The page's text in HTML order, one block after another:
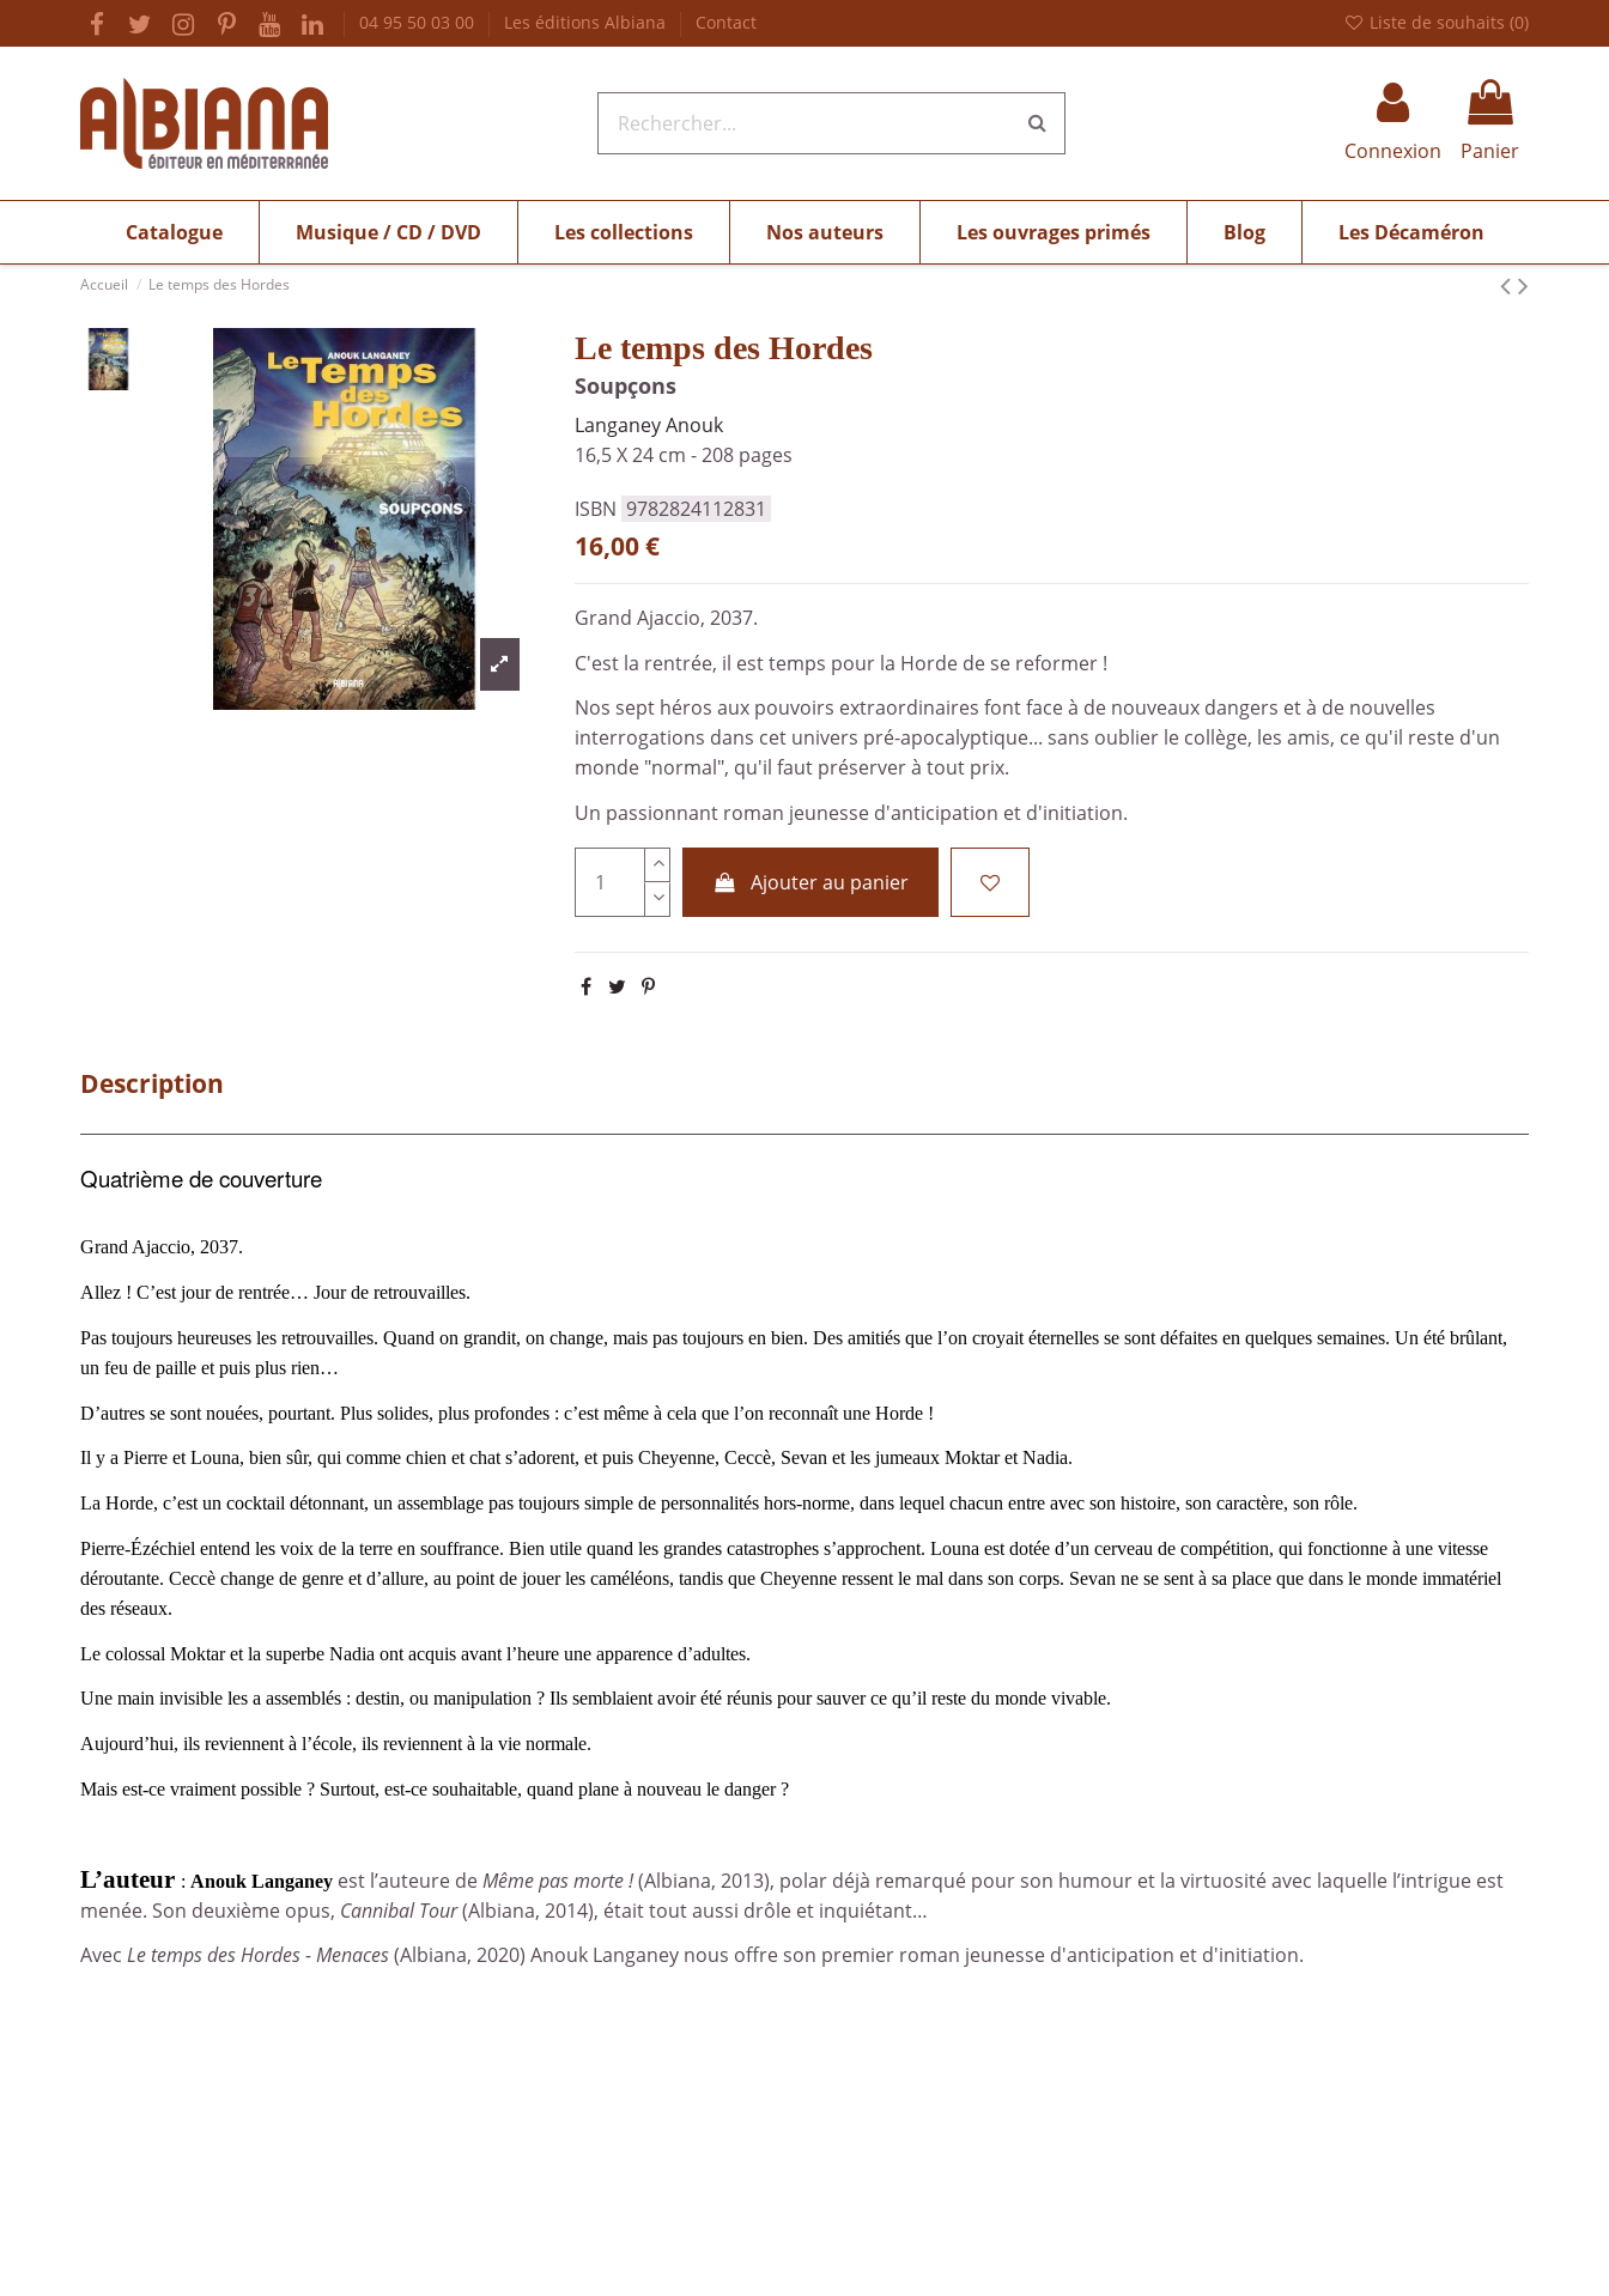
04 95 50 03 00 Les éditions Albiana Contact Liste de souhaits (0)
Connexion Panier
Catalogue Musique / CD / DVD Les collections Nos auteurs Les ouvrages primés Blog Les Décaméron
Accueil Le temps des Hordes
Le temps des Hordes
Soupçons
Langaney Anouk
16,5 X 24 cm -208 pages
ISBN 9782824112831
16,00 €
Grand Ajaccio, 2037.
C'est la rentrée, il est temps pour la Horde de se reformer !
Nos sept héros aux pouvoirs extraordinaires font face à de nouveaux dangers et à de nouvelles
interrogations dans cet univers pré-apocalyptique... sans oublier le collège, les amis, ce qu'il reste d'un
monde "normal", qu'il faut préserver à tout prix.
Un passionnant roman jeunesse d'anticipation et d'initiation.
Ajouter au panier
Description
Quatrième de couverture
Grand Ajaccio, 2037.
Allez ! C’est jour de rentrée… Jour de retrouvailles.
Pas toujours heureuses les retrouvailles. Quand on grandit, on change, mais pas toujours en bien. Des amitiés que l’on croyait éternelles se sont défaites en quelques semaines. Un été brûlant,
un feu de paille et puis plus rien…
D’autres se sont nouées, pourtant. Plus solides, plus profondes : c’est même à cela que l’on reconnaît une Horde !
Il y a Pierre et Louna, bien sûr, qui comme chien et chat s’adorent, et puis Cheyenne, Ceccè, Sevan et les jumeaux Moktar et Nadia.
La Horde, c’est un cocktail détonnant, un assemblage pas toujours simple de personnalités hors-norme, dans lequel chacun entre avec son histoire, son caractère, son rôle.
Pierre-Ézéchiel entend les voix de la terre en souffrance. Bien utile quand les grandes catastrophes s’approchent. Louna est dotée d’un cerveau de compétition, qui fonctionne à une vitesse
déroutante. Ceccè change de genre et d’allure, au point de jouer les caméléons, tandis que Cheyenne ressent le mal dans son corps. Sevan ne se sent à sa place que dans le monde immatériel
des réseaux.
Le colossal Moktar et la superbe Nadia ont acquis avant l’heure une apparence d’adultes.
Une main invisible les a assemblés : destin, ou manipulation ? Ils semblaient avoir été réunis pour sauver ce qu’il reste du monde vivable.
Aujourd’hui, ils reviennent à l’école, ils reviennent à la vie normale.
Mais est-ce vraiment possible ? Surtout, est-ce souhaitable, quand plane à nouveau le danger ?
L’auteur : Anouk Langaney est l’auteure deMême pas morte !(Albiana, 2013), polar déjà remarqué pour son humour et la virtuosité avec laquelle l’intrigue est
menée. Son deuxième opus, Cannibal Tour(Albiana, 2014), étaittout aussi drôle et inquiétant…
Avec Le temps des Hordes - Menaces(Albiana, 2020) Anouk Langaney nous offre son premier roman jeunesse d'anticipation et d'initiation.